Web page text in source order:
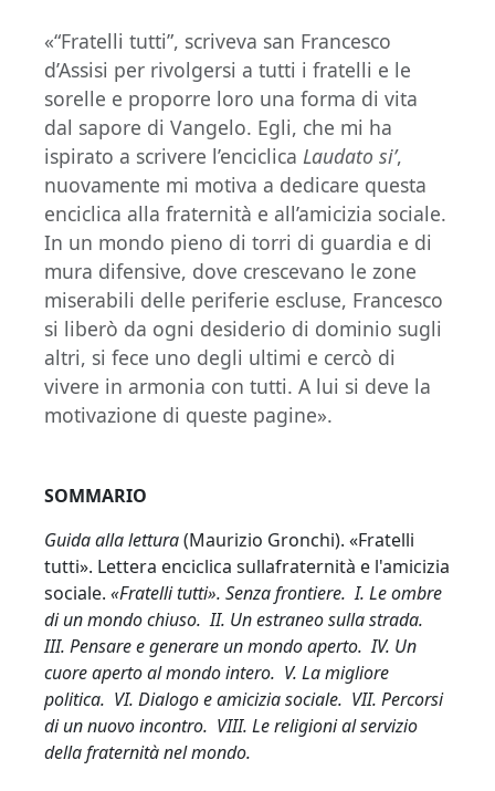
«“Fratelli tutti”, scriveva san Francesco
d’Assisi per rivolgersi a tutti i fratelli e le
sorelle e proporre loro una forma di vita
dal sapore di Vangelo. Egli, che mi ha
ispirato a scrivere l’enciclica Laudato si’,
nuovamente mi motiva a dedicare questa
enciclica alla fraternità e all’amicizia sociale.
In un mondo pieno di torri di guardia e di
mura difensive, dove crescevano le zone
miserabili delle periferie escluse, Francesco
si liberò da ogni desiderio di dominio sugli
altri, si fece uno degli ultimi e cercò di
vivere in armonia con tutti. A lui si deve la
motivazione di queste pagine».
SOMMARIO
Guida alla lettura(Maurizio Gronchi). «Fratelli
tutti». Lettera enciclica sullafraternità e l'amicizia
sociale. «Fratelli tutti». Senza frontiere. I. Le ombre
di un mondo chiuso. II. Un estraneo sulla strada.
III. Pensare e generare un mondo aperto. IV. Un
cuore aperto al mondo intero. V. La migliore
politica. VI. Dialogo e amicizia sociale. VII. Percorsi
di un nuovo incontro. VIII. Le religioni al servizio
della fraternità nel mondo.